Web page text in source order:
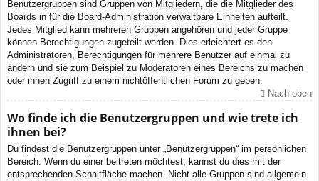
Benutzergruppen sind Gruppen von Mitgliedern, die die Mitglieder des
Boards in für die Board-Administration verwaltbare Einheiten aufteilt.
Jedes Mitglied kann mehreren Gruppen angehören und jeder Gruppe
können Berechtigungen zugeteilt werden. Dies erleichtert es den
Administratoren, Berechtigungen für mehrere Benutzer auf einmal zu
ändern und sie zum Beispiel zu Moderatoren eines Bereichs zu machen
oder ihnen Zugriff zu einem nichtöffentlichen Forum zu geben.
Nach oben
Wo finde ich die Benutzergruppen und wie trete ich
ihnen bei?
Du findest die Benutzergruppen unter „Benutzergruppen“ im persönlichen
Bereich. Wenn du einer beitreten möchtest, kannst du dies mit der
entsprechenden Schaltfläche machen. Nicht alle Gruppen sind allgemein